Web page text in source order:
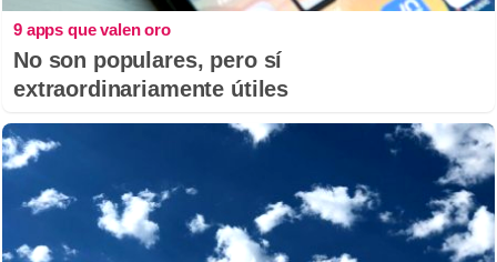
9 apps que valen oro
No son populares, pero sí
extraordinariamente útiles